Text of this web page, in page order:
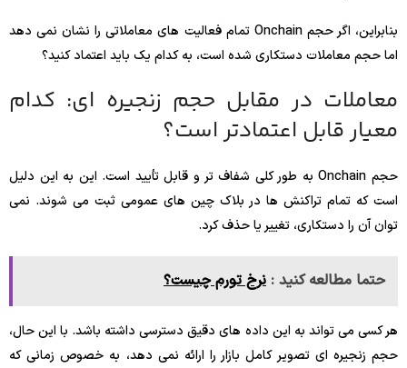
بنابراین، اگر حجم Onchain تمام فعالیت های معاملاتی را نشان نمی دهد
اما حجم معاملات دستکاری شده است، به کدام یک باید اعتماد کنید؟
معاملات در مقابل حجم زنجیره ای: کدام
معیار قابل اعتمادتر است؟
حجم Onchain به طور کلی شفاف تر و قابل تأیید است. این به این دلیل
است که تمام تراکنش ها در بلاک چین های عمومی ثبت می شوند. نمی
توان آن را دستکاری، تغییر یا حذف کرد.
حتما مطالعه کنید : نرخ تورم چیست؟
هر کسی می تواند به این داده های دقیق دسترسی داشته باشد. با این حال،
حجم زنجیره ای تصویر کامل بازار را ارائه نمی دهد، به خصوص زمانی که